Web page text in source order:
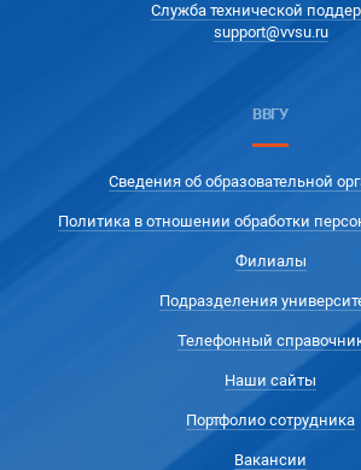
Служба технической
support@vvsu.ru
ВВГУ
Сведения об образовательной
Политика в отношении обработки
Филиалы
Подразделения
Телефонный
Наши сайты
Портфолио сотрудника
Вакансии